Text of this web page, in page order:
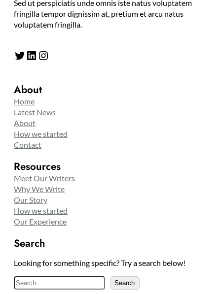
Sed ut perspiciatis unde omnis iste natus voluptatem
fringilla tempor dignissim at, pretium et arcu natus
voluptatem fringilla.
Twitter LinkedIn Instagram
About
Home
Latest News
About
How we started
Contact
Resources
Meet Our Writers
Why We Write
Our Story
How we started
Our Experience
Search
Looking for something specific? Try a search below!
e
Search